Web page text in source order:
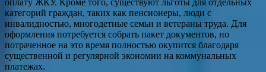
оплату ЖКУ. Кроме того, существуют льготы для отдельных
категорий граждан, таких как пенсионеры, люди с
инвалидностью, многодетные семьи и ветераны труда. Для
оформления потребуется собрать пакет документов, но
потраченное на это время полностью окупится благодаря
существенной и регулярной экономии на коммунальных
платежах.